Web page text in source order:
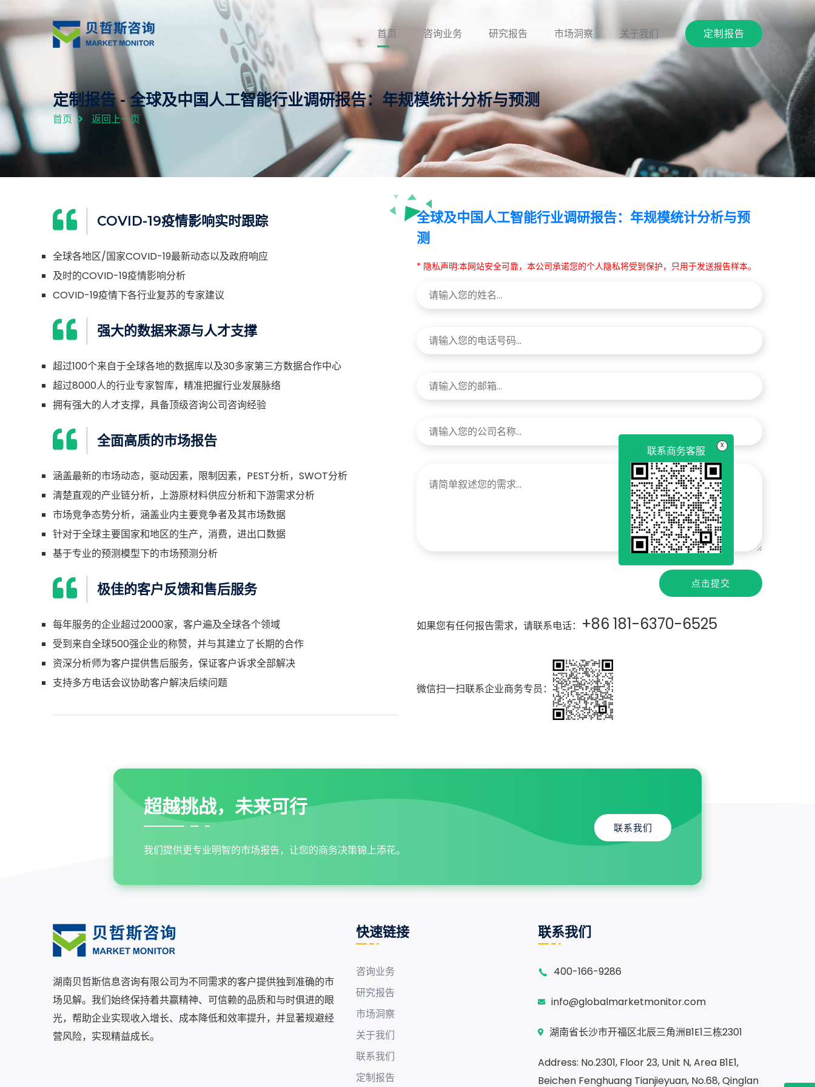
首页 咨询业务 研究报告 市场洞察 关于我们 定制报告
定制报告 - 全球及中国人工智能行业调研报告：年规模统计分析与预测
首页 返回上一页
COVID-19疫情影响实时跟踪
全球各地区/国家COVID-19最新动态以及政府响应
及时的COVID-19疫情影响分析
COVID-19疫情下各行业复苏的专家建议
强大的数据来源与人才支撑
超过100个来自于全球各地的数据库以及30多家第三方数据合作中心
超过8000人的行业专家智库，精准把握行业发展脉络
拥有强大的人才支撑，具备顶级咨询公司咨询经验
全面高质的市场报告
涵盖最新的市场动态，驱动因素，限制因素，PEST分析，SWOT分析
清楚直观的产业链分析，上游原材料供应分析和下游需求分析
市场竞争态势分析，涵盖业内主要竞争者及其市场数据
针对于全球主要国家和地区的生产，消费，进出口数据
基于专业的预测模型下的市场预测分析
极佳的客户反馈和售后服务
每年服务的企业超过2000家，客户遍及全球各个领域
受到来自全球500强企业的称赞，并与其建立了长期的合作
资深分析师为客户提供售后服务，保证客户诉求全部解决
支持多方电话会议协助客户解决后续问题
全球及中国人工智能行业调研报告：年规模统计分析与预
测
* 隐私声明:本网站安全可靠，本公司承诺您的个人隐私将受到保护，只用于发送报告样本。
点击提交
如果您有任何报告需求，请联系电话： +86 181-6370-6525
微信扫一扫联系企业商务专员：
超越挑战，未来可行
我们提供更专业明智的市场报告，让您的商务决策锦上添花。
联系我们
湖南贝哲斯信息咨询有限公司为不同需求的客户提供独到准确的市
场见解。我们始终保持着共赢精神、可信赖的品质和与时俱进的眼
光，帮助企业实现收入增长、成本降低和效率提升，并显著规避经
营风险，实现精益成长。
快速链接
咨询业务
研究报告
市场洞察
关于我们
联系我们
定制报告
联系我们
400-166-9286
info@globalmarketmonitor.com
湖南省长沙市开福区北辰三角洲B1E1三栋2301
Address: No.2301, Floor 23, Unit N, Area B1E1,
Beichen Fenghuang Tianjieyuan, No.68, Qinglan
x
联系商务客服